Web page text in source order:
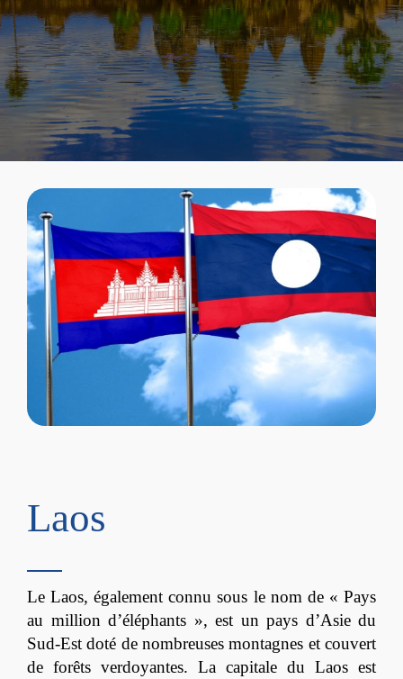
Laos
Le Laos, également connu sous le nom de « Pays
au million d’éléphants », est un pays d’Asie du
Sud-Est doté de nombreuses montagnes et couvert
de forêts verdoyantes. La capitale du Laos est